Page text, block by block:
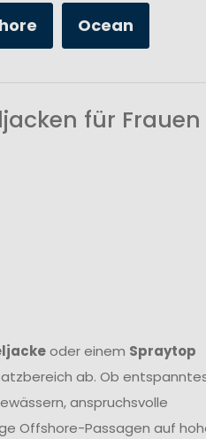
Ocean
für Frauen
oder einem Spraytop
ab. Ob
anspruchsvolle
Offshore-Passagen auf